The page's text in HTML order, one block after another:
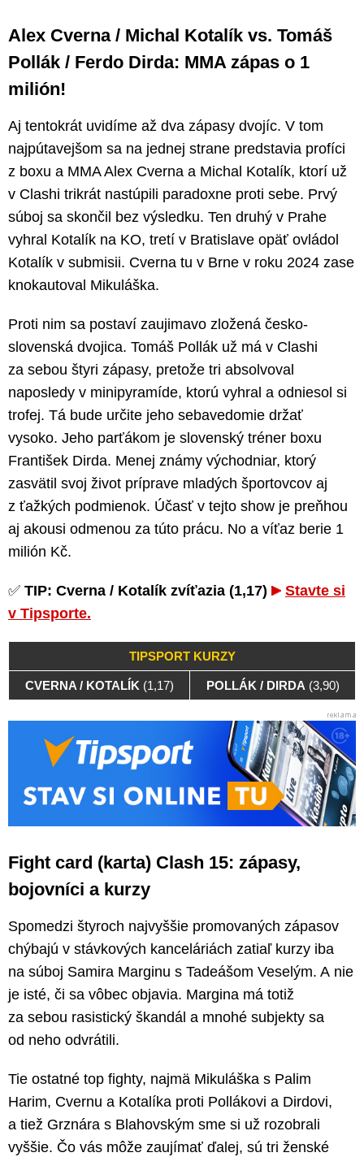
Alex Cverna / Michal Kotalík vs. Tomáš
Pollák / Ferdo Dirda: MMA zápas o 1
milión!
Aj tentokrát uvidíme až dva zápasy dvojíc. V tom
najpútavejšom sa na jednej strane predstavia profíci
z boxu a MMA Alex Cverna a Michal Kotalík, ktorí už
v Clashi trikrát nastúpili paradoxne proti sebe. Prvý
súboj sa skončil bez výsledku. Ten druhý v Prahe
vyhral Kotalík na KO, tretí v Bratislave opäť ovládol
Kotalík v submisii. Cverna tu v Brne v roku 2024 zase
knokautoval Mikuláška.
Proti nim sa postaví zaujimavo zložená česko-
slovenská dvojica. Tomáš Pollák už má v Clashi
za sebou štyri zápasy, pretože tri absolvoval
naposledy v minipyramíde, ktorú vyhral a odniesol si
trofej. Tá bude určite jeho sebavedomie držať
vysoko. Jeho parťákom je slovenský tréner boxu
František Dirda. Menej známy východniar, ktorý
zasvätil svoj život príprave mladých športovcov aj
z ťažkých podmienok. Účasť v tejto show je preňhou
aj akousi odmenou za túto prácu. No a víťaz berie 1
milión Kč.
✅ TIP: Cverna / Kotalík zvíťazia (1,17)
Stavte si
v Tipsporte.
TIPSPORT KURZY
CVERNA / KOTALÍK (1,17) POLLÁK / DIRDA (3,90)
Fight card (karta) Clash 15: zápasy,
bojovníci a kurzy
Spomedzi štyroch najvyššie promovaných zápasov
chýbajú v stávkových kanceláriách zatiaľ kurzy iba
na súboj Samira Marginu s Tadeášom Veselým. A nie
je isté, či sa vôbec objavia. Margina má totiž
za sebou rasistický škandál a mnohé subjekty sa
od neho odvrátili.
Tie ostatné top fighty, najmä Mikuláška s Palim
Harim, Cvernu a Kotalíka proti Pollákovi a Dirdovi,
a tiež Grznára s Blahovským sme si už rozobrali
vyššie. Čo vás môže zaujímať ďalej, sú tri ženské